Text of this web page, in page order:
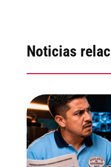
Noticias